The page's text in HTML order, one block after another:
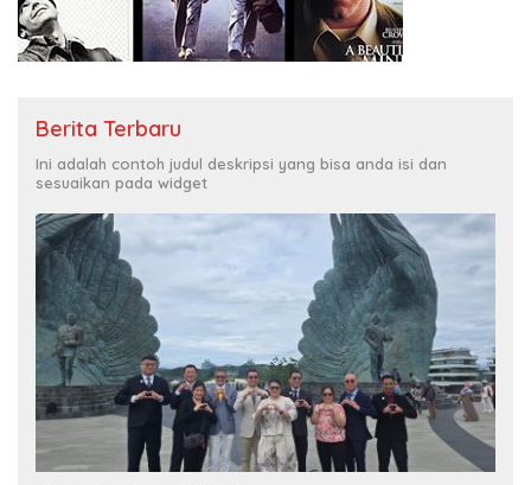
Berita Terbaru
Ini adalah contoh judul deskripsi yang bisa anda isi dan
sesuaikan pada widget